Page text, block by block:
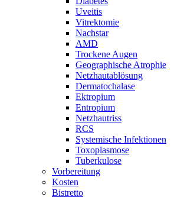
Uveitis
Vitrektomie
Nachstar
AMD
Trockene Augen
Geographische Atrophie
Netzhautablösung
Dermatochalase
Ektropium
Entropium
Netzhautriss
RCS
Systemische Infektionen
Toxoplasmose
Tuberkulose
Vorbereitung
Kosten
Bistretto